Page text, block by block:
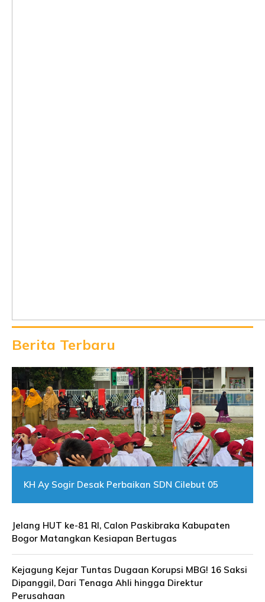
Berita Terbaru
KH Ay Sogir Desak Perbaikan SDN Cilebut 05
Jelang HUT ke-81 RI, Calon Paskibraka Kabupaten
Bogor Matangkan Kesiapan Bertugas
Kejagung Kejar Tuntas Dugaan Korupsi MBG! 16 Saksi
Dipanggil, Dari Tenaga Ahli hingga Direktur
Perusahaan